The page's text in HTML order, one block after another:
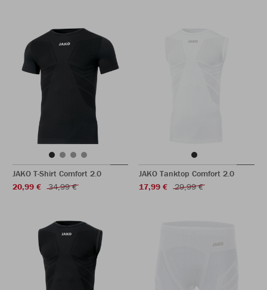
JAKO T-Shirt Comfort 2.0
20,99 €
34,99 €
JAKO Tanktop Comfort 2.0
17,99 €
29,99 €